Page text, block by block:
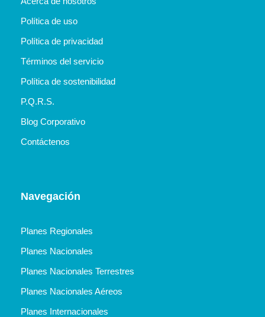
Política de uso
Política de privacidad
Términos del servicio
Política de sostenibilidad
P.Q.R.S.
Blog Corporativo
Contáctenos
Navegación
Planes Regionales
Planes Nacionales
Planes Nacionales Terrestres
Planes Nacionales Aéreos
Planes Internacionales